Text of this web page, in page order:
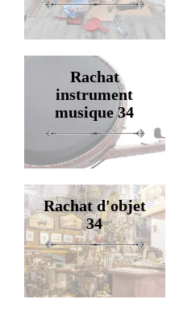
Rachat
instrument
musique 34
Rachat d'objet
34